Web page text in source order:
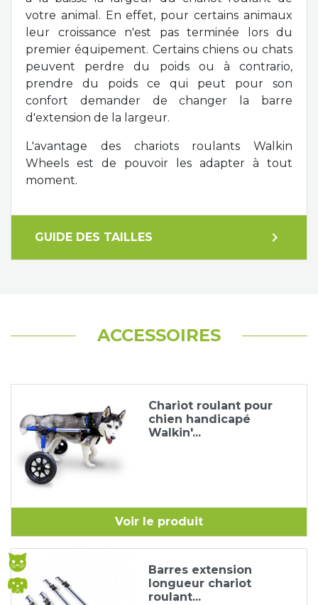
votre animal. En effet, pour certains animaux
leur croissance n'est pas terminée lors du
premier équipement. Certains chiens ou chats
peuvent perdre du poids ou à contrario,
prendre du poids ce qui peut pour son
confort demander de changer la barre
d'extension de la largeur.
L'avantage des chariots roulants Walkin
Wheels est de pouvoir les adapter à tout
moment.
GUIDE DES TAILLES expand_more
ACCESSOIRES
Chariot roulant pour
chien handicapé
Walkin'...
Voir le produit
Barres extension
longueur chariot
roulant...